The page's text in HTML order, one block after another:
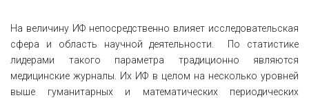
На величину ИФ непосредственно влияет исследовательская
сфера и область научной деятельности. По статистике
лидерами такого параметра традиционно являются
медицинские журналы. Их ИФ в целом на несколько уровней
выше гуманитарных и математических периодических